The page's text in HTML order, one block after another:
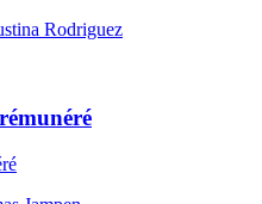
Rodriguez